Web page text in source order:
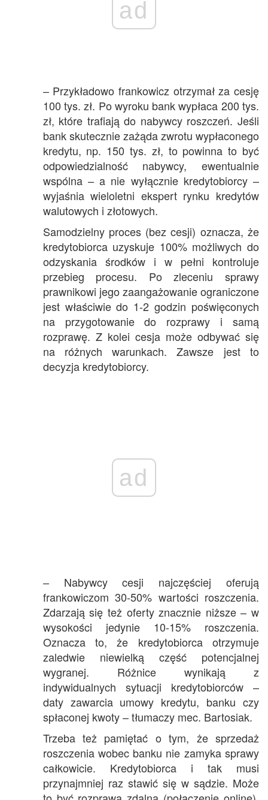
ad
– Przykładowo frankowicz otrzymał za cesję
100 tys. zł. Po wyroku bank wypłaca 200 tys.
zł, które trafiają do nabywcy roszczeń. Jeśli
bank skutecznie zażąda zwrotu wypłaconego
kredytu, np. 150 tys. zł, to powinna to być
odpowiedzialność nabywcy, ewentualnie
wspólna – a nie wyłącznie kredytobiorcy –
wyjaśnia wieloletni ekspert rynku kredytów
walutowych i złotowych.
Samodzielny proces (bez cesji) oznacza, że
kredytobiorca uzyskuje 100% możliwych do
odzyskania środków i w pełni kontroluje
przebieg procesu. Po zleceniu sprawy
prawnikowi jego zaangażowanie ograniczone
jest właściwie do 1-2 godzin poświęconych
na przygotowanie do rozprawy i samą
rozprawę. Z kolei cesja może odbywać się
na różnych warunkach. Zawsze jest to
decyzja kredytobiorcy.
ad
– Nabywcy cesji najczęściej oferują
frankowiczom 30-50% wartości roszczenia.
Zdarzają się też oferty znacznie niższe – w
wysokości jedynie 10-15% roszczenia.
Oznacza to, że kredytobiorca otrzymuje
zaledwie niewielką część potencjalnej
wygranej. Różnice wynikają z
indywidualnych sytuacji kredytobiorców –
daty zawarcia umowy kredytu, banku czy
spłaconej kwoty – tłumaczy mec. Bartosiak.
Trzeba też pamiętać o tym, że sprzedaż
roszczenia wobec banku nie zamyka sprawy
całkowicie. Kredytobiorca i tak musi
przynajmniej raz stawić się w sądzie. Może